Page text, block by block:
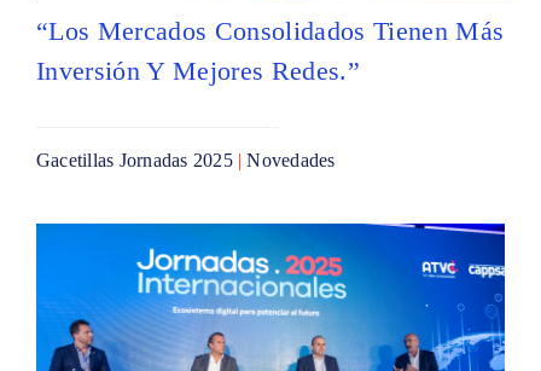
“Los Mercados Consolidados Tienen Más
Inversión Y Mejores Redes.”
Gacetillas Jornadas 2025|Novedades